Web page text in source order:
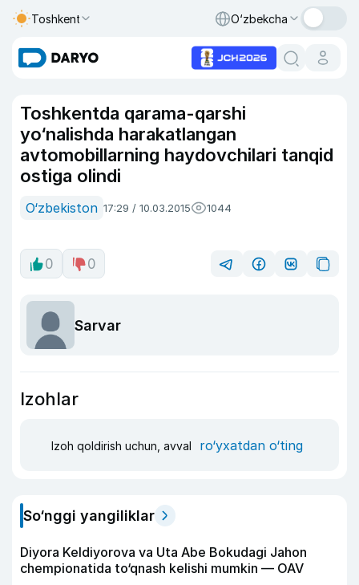
Toshkent O‘zbekcha
Toshkentda qarama-qarshi
yo‘nalishda harakatlangan
avtomobillarning haydovchilari tanqid
ostiga olindi
O‘zbekiston 17:29 / 10.03.2015 1044
0 0
Sarvar
Izohlar
Izoh qoldirish uchun, avval ro‘yxatdan o‘ting
So‘nggi yangiliklar
Diyora Keldiyorova va Uta Abe Bokudagi Jahon
chempionatida to‘qnash kelishi mumkin — OAV